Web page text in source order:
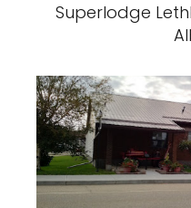
Superlodge